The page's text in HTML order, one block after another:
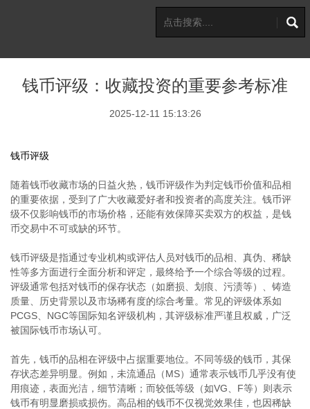
钱币评级：收藏投资的重要参考标准
2025-12-11 15:13:26
钱币评级
随着钱币收藏市场的日益火热，钱币评级作为判定钱币价值和品相
的重要依据，受到了广大收藏爱好者和投资者的高度关注。钱币评
级不仅影响钱币的市场价格，还能有效保障买卖双方的权益，是钱
币交易中不可或缺的环节。
钱币评级是指通过专业机构或评估人员对钱币的品相、真伪、稀缺
性等多方面进行全面分析和评定，最终给予一个综合等级的过程。
评级通常包括对钱币的保存状态（如磨损、划痕、污渍等）、铸造
质量、历史背景以及市场稀有度的综合考量。常见的评级体系如
PCGS、NGC等国际知名评级机构，其评级标准严谨且权威，广泛
被国际钱币市场认可。
首先，钱币的品相在评级中占据重要地位。不同等级的钱币，其保
存状态差异明显。例如，未流通品（MS）通常表示钱币几乎没有使
用痕迹，表面光洁，细节清晰；而较低等级（如VG、F等）则表示
钱币有明显磨损或损伤。高品相的钱币不仅视觉效果佳，也因稀缺